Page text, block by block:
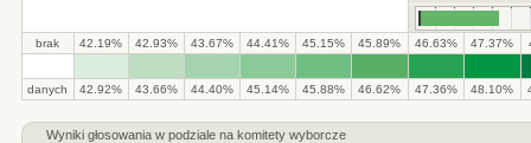
brak 42.19% 42.93% 43.67% 44.41% 45.15% 45.89% 46.63% 47.37%
danych 42.92% 43.66% 44.40% 45.14% 45.88% 46.62% 47.36% 48.10%
Wyniki głosowania w podziale na komitety wyborcze